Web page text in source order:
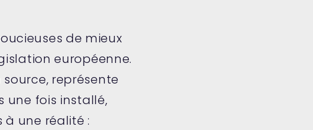
de mieux
européenne.
représente
une fois installé,
une réalité :